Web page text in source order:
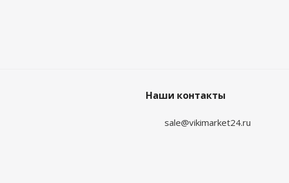
Наши контакты
sale@vikimarket24.ru